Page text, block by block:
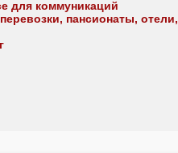
для коммуникаций
пансионаты, отели,